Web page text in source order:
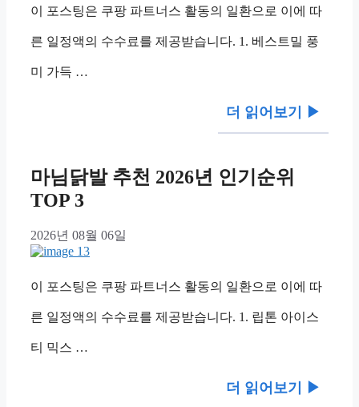
이 포스팅은 쿠팡 파트너스 활동의 일환으로 이에 따
른 일정액의 수수료를 제공받습니다. 1. 베스트밀 풍
미 가득 …
더 읽어보기 ▶︎
마님닭발 추천 2026년 인기순위
TOP 3
2026년 08월 06일
이 포스팅은 쿠팡 파트너스 활동의 일환으로 이에 따
른 일정액의 수수료를 제공받습니다. 1. 립톤 아이스
티 믹스 …
더 읽어보기 ▶︎